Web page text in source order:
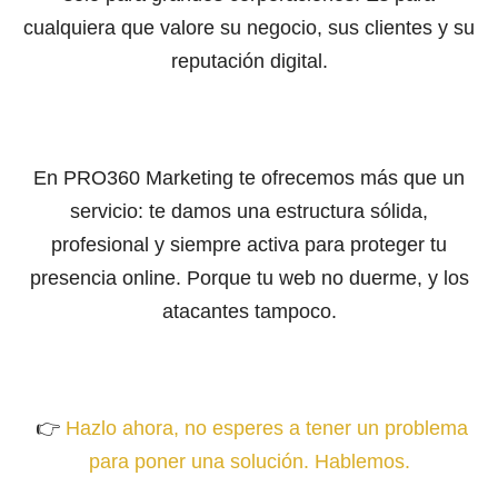
cualquiera que valore su negocio, sus clientes y su
reputación digital.
En PRO360 Marketing te ofrecemos más que un
servicio: te damos una estructura sólida,
profesional y siempre activa para proteger tu
presencia online. Porque tu web no duerme, y los
atacantes tampoco.
👉 Hazlo ahora, no esperes a tener un problema
para poner una solución. Hablemos.